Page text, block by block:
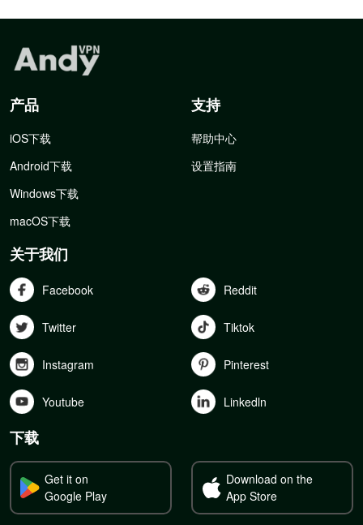
产品
iOS下载
Android下载
Windows下载
macOS下载
支持
帮助中心
设置指南
关于我们
Facebook Reddit
Twitter Tiktok
Instagram Pinterest
Youtube Linkedln
下载
Get it on
Google Play
Download on the
App Store